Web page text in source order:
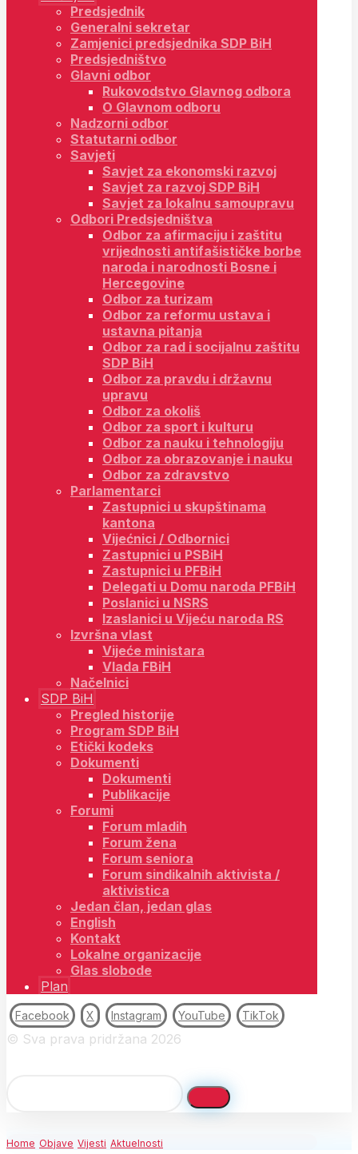
Predsjednik
Generalni sekretar
Zamjenici predsjednika SDP BiH
Predsjedništvo
Glavni odbor
Rukovodstvo Glavnog odbora
O Glavnom odboru
Nadzorni odbor
Statutarni odbor
Savjeti
Savjet za ekonomski razvoj
Savjet za razvoj SDP BiH
Savjet za lokalnu samoupravu
Odbori Predsjedništva
Odbor za afirmaciju i zaštitu
vrijednosti antifašističke borbe
naroda i narodnosti Bosne i
Hercegovine
Odbor za turizam
Odbor za reformu ustava i
ustavna pitanja
Odbor za rad i socijalnu zaštitu
SDP BiH
Odbor za pravdu i državnu
upravu
Odbor za okoliš
Odbor za sport i kulturu
Odbor za nauku i tehnologiju
Odbor za obrazovanje i nauku
Odbor za zdravstvo
Parlamentarci
Zastupnici u skupštinama
kantona
Vijećnici / Odbornici
Zastupnici u PSBiH
Zastupnici u PFBiH
Delegati u Domu naroda PFBiH
Poslanici u NSRS
Izaslanici u Vijeću naroda RS
Izvršna vlast
Vijeće ministara
Vlada FBiH
Načelnici
SDP BiH
Pregled historije
Program SDP BiH
Etički kodeks
Dokumenti
Dokumenti
Publikacije
Forumi
Forum mladih
Forum žena
Forum seniora
Forum sindikalnih aktivista /
aktivistica
Jedan član, jedan glas
English
Kontakt
Lokalne organizacije
Glas slobode
Plan
Facebook X Instagram YouTube TikTok
© Sva prava pridržana 2026
Home Objave Vijesti Aktuelnosti